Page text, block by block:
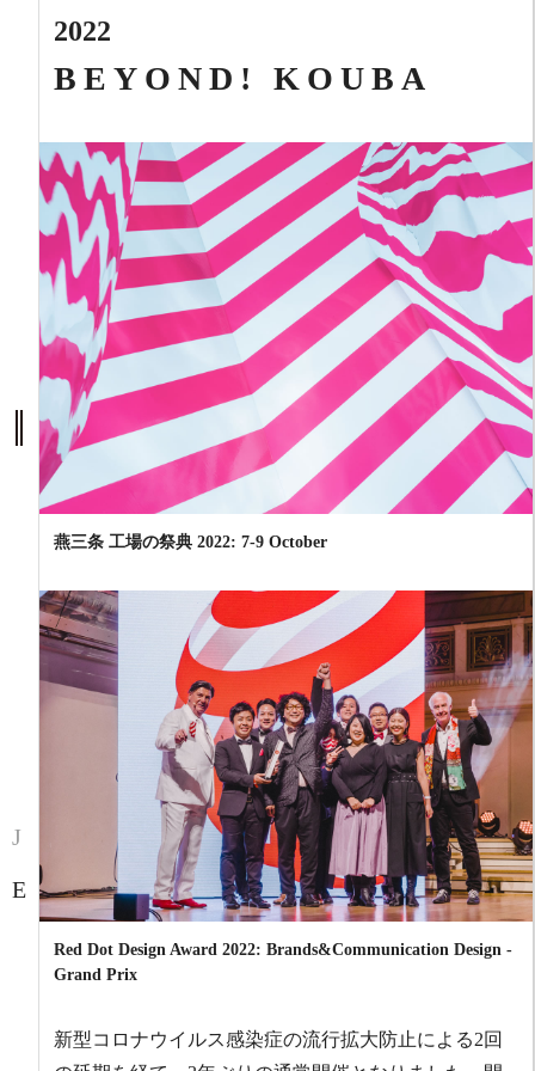
J
E
2022
BEYOND! KOUBA
燕三条 工場の祭典 2022: 7-9 October
Red Dot Design Award 2022: Brands&Communication Design -
Grand Prix
新型コロナウイルス感染症の流行拡大防止による2回